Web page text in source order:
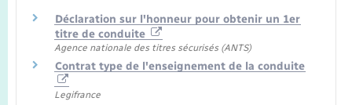
Déclaration sur l'honneur pour obtenir un 1er
titre de conduite
Agence nationale des titres sécurisés (ANTS)
Contrat type de l'enseignement de la conduite
Legifrance